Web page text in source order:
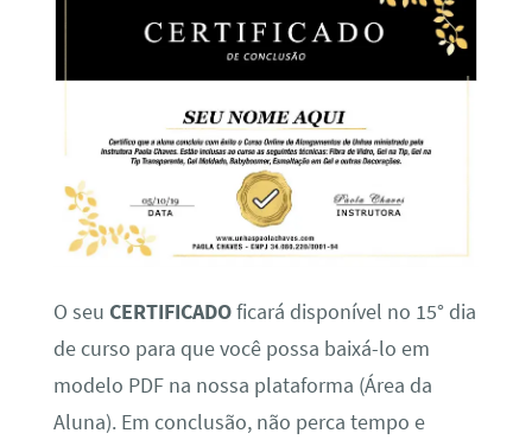
O seu CERTIFICADOficará disponível no 15° dia
de curso para que você possa baixá-lo em
modelo PDF na nossa plataforma (Área da
Aluna). Em conclusão, não perca tempo e